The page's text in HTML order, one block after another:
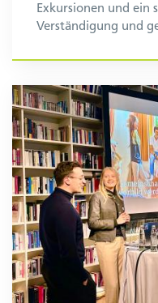
Exkursionen und ein
Verständigung und